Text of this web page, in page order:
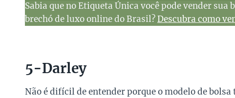
Sabia que no Etiqueta Única você pode vender
brechó de luxo online do Brasil?Descubra como
5-Darley
Não é difícil de entender porque o modelo de